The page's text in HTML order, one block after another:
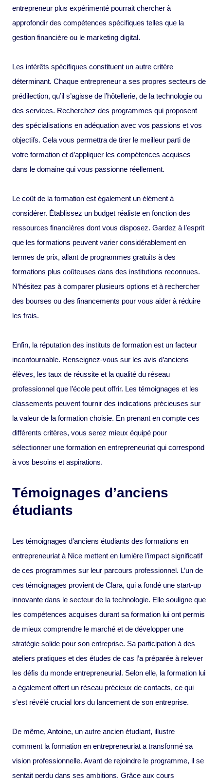
entrepreneur plus expérimenté pourrait chercher à
approfondir des compétences spécifiques telles que la
gestion financière ou le marketing digital.
Les intérêts spécifiques constituent un autre critère
déterminant. Chaque entrepreneur a ses propres secteurs de
prédilection, qu’il s’agisse de l’hôtellerie, de la technologie ou
des services. Recherchez des programmes qui proposent
des spécialisations en adéquation avec vos passions et vos
objectifs. Cela vous permettra de tirer le meilleur parti de
votre formation et d’appliquer les compétences acquises
dans le domaine qui vous passionne réellement.
Le coût de la formation est également un élément à
considérer. Établissez un budget réaliste en fonction des
ressources financières dont vous disposez. Gardez à l’esprit
que les formations peuvent varier considérablement en
termes de prix, allant de programmes gratuits à des
formations plus coûteuses dans des institutions reconnues.
N’hésitez pas à comparer plusieurs options et à rechercher
des bourses ou des financements pour vous aider à réduire
les frais.
Enfin, la réputation des instituts de formation est un facteur
incontournable. Renseignez-vous sur les avis d’anciens
élèves, les taux de réussite et la qualité du réseau
professionnel que l’école peut offrir. Les témoignages et les
classements peuvent fournir des indications précieuses sur
la valeur de la formation choisie. En prenant en compte ces
différents critères, vous serez mieux équipé pour
sélectionner une formation en entrepreneuriat qui correspond
à vos besoins et aspirations.
Témoignages d’anciens
étudiants
Les témoignages d’anciens étudiants des formations en
entrepreneuriat à Nice mettent en lumière l’impact significatif
de ces programmes sur leur parcours professionnel. L’un de
ces témoignages provient de Clara, qui a fondé une start-up
innovante dans le secteur de la technologie. Elle souligne que
les compétences acquises durant sa formation lui ont permis
de mieux comprendre le marché et de développer une
stratégie solide pour son entreprise. Sa participation à des
ateliers pratiques et des études de cas l’a préparée à relever
les défis du monde entrepreneurial. Selon elle, la formation lui
a également offert un réseau précieux de contacts, ce qui
s’est révélé crucial lors du lancement de son entreprise.
De même, Antoine, un autre ancien étudiant, illustre
comment la formation en entrepreneuriat a transformé sa
vision professionnelle. Avant de rejoindre le programme, il se
sentait perdu dans ses ambitions. Grâce aux cours